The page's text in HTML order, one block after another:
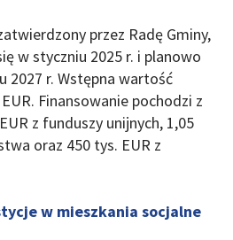
przez Radę Gminy,
w styczniu 2025 r. i planowo
2027 r. Wstępna wartość
Finansowanie pochodzi z
z funduszy unijnych, 1,05
oraz 450 tys. EUR z
w mieszkania socjalne